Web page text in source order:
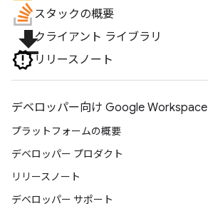
スタックの概要
file_downloadクライアント ライブラリ
リリースノート
デベロッパー向け Google Workspace
プラットフォームの概要
デベロッパー プロダクト
リリースノート
デベロッパー サポート